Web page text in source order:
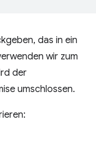
das in ein
wir zum
der
umschlossen.